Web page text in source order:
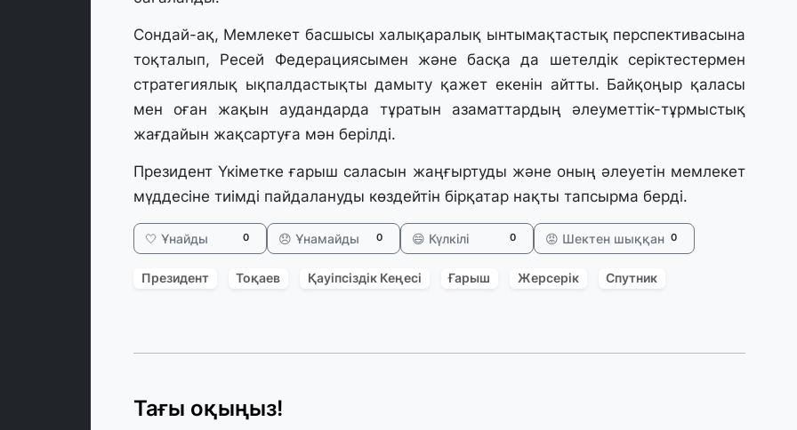
Сондай-ақ, Мемлекет басшысы халықаралық ынтымақтастық перспективасына
тоқталып, Ресей Федерациясымен және басқа да шетелдік серіктестермен
стратегиялық ықпалдастықты дамыту қажет екенін айтты. Байқоңыр қаласы
мен оған жақын аудандарда тұратын азаматтардың әлеуметтік-тұрмыстық
жағдайын жақсартуға мән берілді.
Президент Үкіметке ғарыш саласын жаңғыртуды және оның әлеуетін мемлекет
мүддесіне тиімді пайдалануды көздейтін бірқатар нақты тапсырма берді.
🤍 Ұнайды 0 😞 Ұнамайды 0 😄 Күлкілі 0 😡 Шектен шыққан 0
Президент Тоқаев Қауіпсіздік Кеңесі Ғарыш Жерсерік Спутник
Тағы оқыңыз!